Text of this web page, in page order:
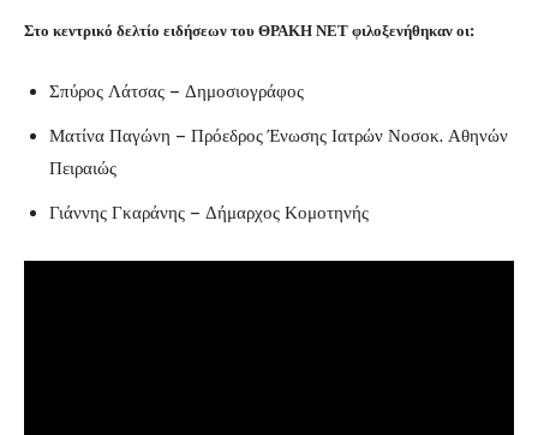
Στο κεντρικό δελτίο ειδήσεων του ΘΡΑΚΗ ΝΕΤ φιλοξενήθηκαν οι:
Σπύρος Λάτσας – Δημοσιογράφος
Ματίνα Παγώνη – Πρόεδρος Ένωσης Ιατρών Νοσοκ. Αθηνών
Πειραιώς
Γιάννης Γκαράνης – Δήμαρχος Κομοτηνής